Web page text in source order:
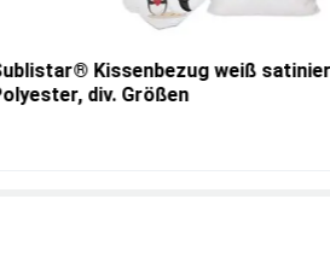
Kissenbezug weiß
div. Größen